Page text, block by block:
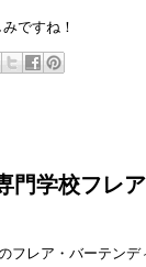
ですね！
門学校フレ
フレア・バーテンデ